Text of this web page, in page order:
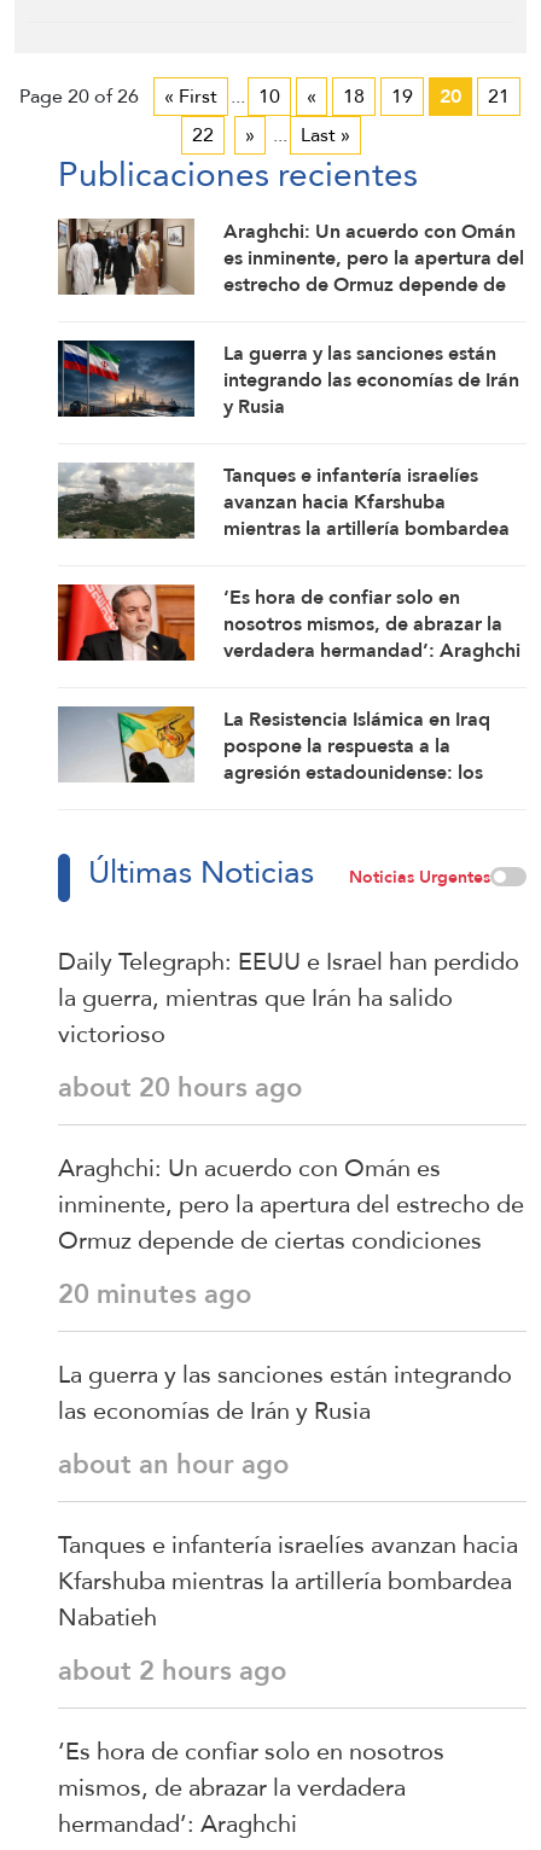
Page 20 of 26 « First ... 10 « 18 19 20
21
22
» ... Last »
Publicaciones recientes
Araghchi: Un acuerdo con Omán
es inminente, pero la apertura del
estrecho de Ormuz depende de
La guerra y las sanciones están
integrando las economías de Irán
y Rusia
Tanques e infantería israelíes
avanzan hacia Kfarshuba
mientras la artillería bombardea
‘Es hora de confiar solo en
nosotros mismos, de abrazar la
verdadera hermandad’: Araghchi
La Resistencia Islámica en Iraq
pospone la respuesta a la
agresión estadounidense: los
Últimas Noticias Noticias Urgentes
Daily Telegraph: EEUU e Israel han perdido
la guerra, mientras que Irán ha salido
victorioso
about 20 hours ago
Araghchi: Un acuerdo con Omán es
inminente, pero la apertura del estrecho de
Ormuz depende de ciertas condiciones
20 minutes ago
La guerra y las sanciones están integrando
las economías de Irán y Rusia
about an hour ago
Tanques e infantería israelíes avanzan hacia
Kfarshuba mientras la artillería bombardea
Nabatieh
about 2 hours ago
‘Es hora de confiar solo en nosotros
mismos, de abrazar la verdadera
hermandad’: Araghchi